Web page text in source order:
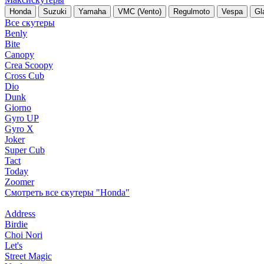
Honda Suzuki Yamaha VMC (Vento) Regulmoto Vespa
Все скутеры
Benly
Bite
Canopy
Crea Scoopy
Cross Cub
Dio
Dunk
Giorno
Gyro UP
Gyro X
Joker
Super Cub
Tact
Today
Zoomer
Смотреть все скутеры "Honda"
Address
Birdie
Choi Nori
Let's
Street Magic